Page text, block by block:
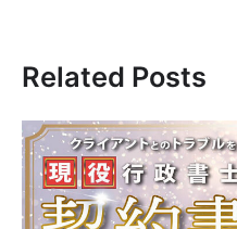
ー
シ
ョ
ン
Related Posts